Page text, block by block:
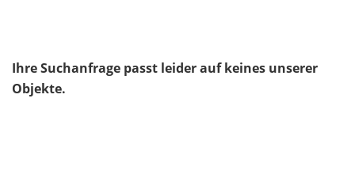
Ihre Suchanfrage passt leider auf keines unserer
Objekte.